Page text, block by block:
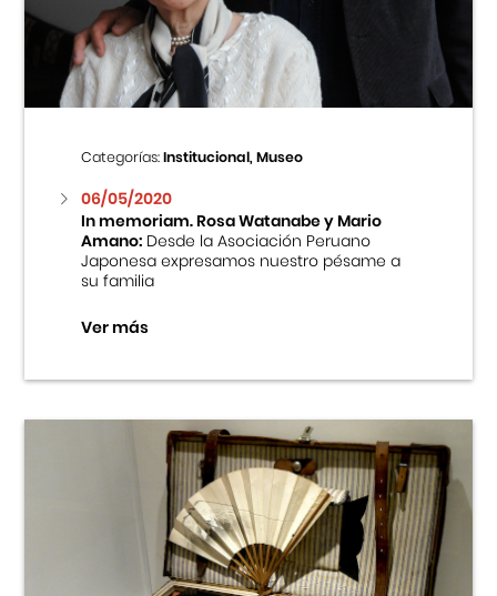
Centro Cultural Peruano Japonés
Cursos
Museo de la Inmigración Japonesa
Fondo Editorial
Teatro Peruano Japonés
Categorías:Institucional, Museo
06/05/2020
In memoriam. Rosa Watanabe y Mario
Amano:Desde la Asociación Peruano
Japonesa expresamos nuestro pésame a
su familia
Ver más